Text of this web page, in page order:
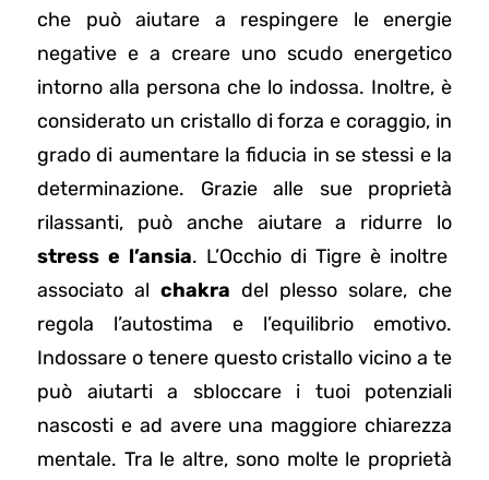
che può aiutare a respingere le energie
negative e a creare uno scudo energetico
intorno alla persona che lo indossa. Inoltre, è
considerato un cristallo di forza e coraggio, in
grado di aumentare la fiducia in se stessi e la
determinazione. Grazie alle sue proprietà
rilassanti, può anche aiutare a ridurre lo
stress e l’ansia. L’Occhio di Tigre è inoltre
associato al chakra del plesso solare, che
regola l’autostima e l’equilibrio emotivo.
Indossare o tenere questo cristallo vicino a te
può aiutarti a sbloccare i tuoi potenziali
nascosti e ad avere una maggiore chiarezza
mentale. Tra le altre, sono molte le proprietà